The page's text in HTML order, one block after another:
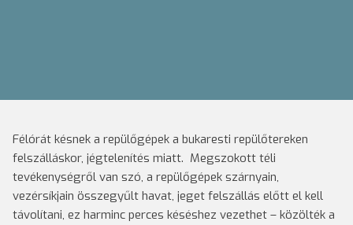
Félórát késnek a repülőgépek a bukaresti repülőtereken
felszálláskor, jégtelenítés miatt. Megszokott téli
tevékenységről van szó, a repülőgépek szárnyain,
vezérsíkjain összegyűlt havat, jeget felszállás előtt el kell
távolítani, ez harminc perces késéshez vezethet – közölték a